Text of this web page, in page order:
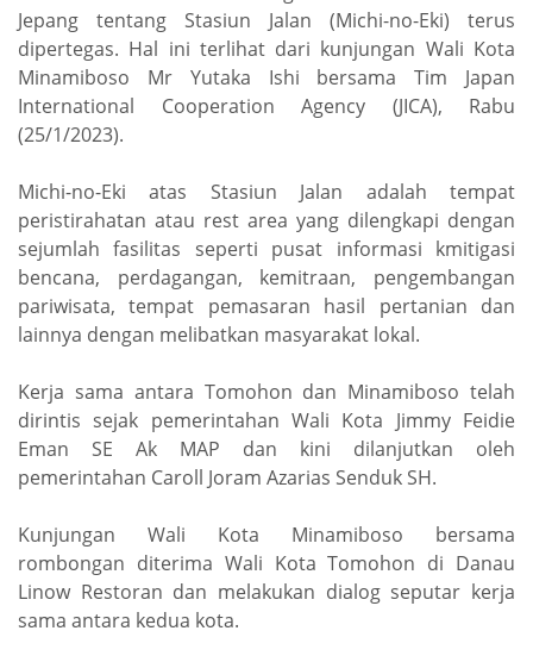
Jepang tentang Stasiun Jalan (Michi-no-Eki) terus
dipertegas. Hal ini terlihat dari kunjungan Wali Kota
Minamiboso Mr Yutaka Ishi bersama Tim Japan
International Cooperation Agency (JICA), Rabu
(25/1/2023).
Michi-no-Eki atas Stasiun Jalan adalah tempat
peristirahatan atau rest area yang dilengkapi dengan
sejumlah fasilitas seperti pusat informasi kmitigasi
bencana, perdagangan, kemitraan, pengembangan
pariwisata, tempat pemasaran hasil pertanian dan
lainnya dengan melibatkan masyarakat lokal.
Kerja sama antara Tomohon dan Minamiboso telah
dirintis sejak pemerintahan Wali Kota Jimmy Feidie
Eman SE Ak MAP dan kini dilanjutkan oleh
pemerintahan Caroll Joram Azarias Senduk SH.
Kunjungan Wali Kota Minamiboso bersama
rombongan diterima Wali Kota Tomohon di Danau
Linow Restoran dan melakukan dialog seputar kerja
sama antara kedua kota.